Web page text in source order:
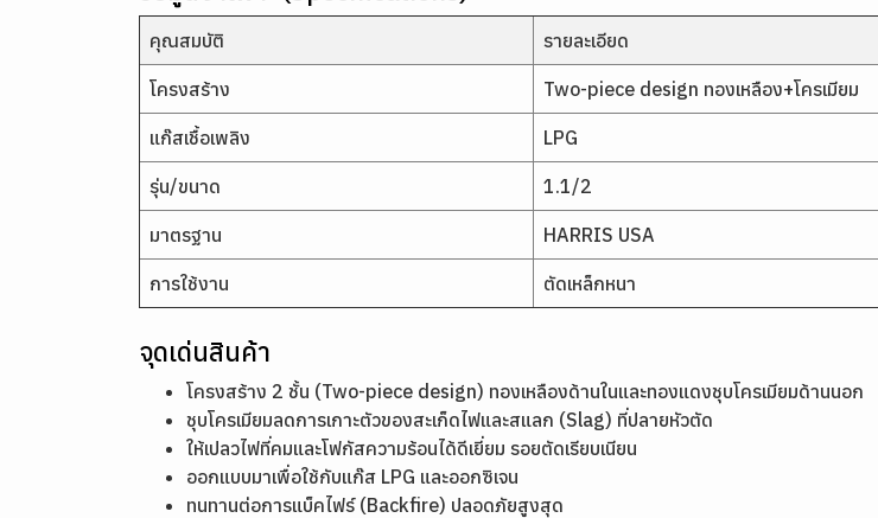
คุณสมบัติ รายละเอียด
โครงสร้าง Two-piece design ทองเหลือง+โครเมียม
แก๊สเชื้อเพลิง LPG
รุ่น/ขนาด 1.1/2
มาตรฐาน HARRIS USA
การใช้งาน ตัดเหล็กหนา
จุดเด่นสินค้า
โครงสร้าง 2 ชั้น (Two-piece design) ทองเหลืองด้านในและทองแดงชุบโครเมียมด้านนอก
ชุบโครเมียมลดการเกาะตัวของสะเก็ดไฟและสแลก (Slag) ที่ปลายหัวตัด
ให้เปลวไฟที่คมและโฟกัสความร้อนได้ดีเยี่ยม รอยตัดเรียบเนียน
ออกแบบมาเพื่อใช้กับแก๊ส LPG และออกซิเจน
ทนทานต่อการแบ็คไฟร์ (Backfire) ปลอดภัยสูงสุด